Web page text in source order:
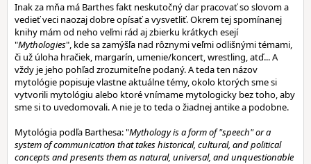
Inak za mňa má Barthes fakt neskutočný dar pracovať so slovom a
vedieť veci naozaj dobre opísať a vysvetliť. Okrem tej spomínanej
knihy mám od neho veľmi rád aj zbierku krátkych esejí
"Mythologies", kde sa zamýšľa nad rôznymi veľmi odlišnými témami,
či už úloha hračiek, margarín, umenie/koncert, wrestling, atď... A
vždy je jeho pohľad zrozumiteľne podaný. A teda ten názov
mytológie popisuje vlastne aktuálne témy, okolo ktorých sme si
vytvorili mytológiu alebo ktoré vnímame mytologicky bez toho, aby
sme si to uvedomovali. A nie je to teda o žiadnej antike a podobne.
Mytológia podľa Barthesa: "Mythology is a form of "speech" or a
system of communication that takes historical, cultural, and political
concepts and presents them as natural, universal, and unquestionable